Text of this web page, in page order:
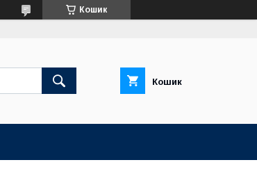
Кошик
Кошик